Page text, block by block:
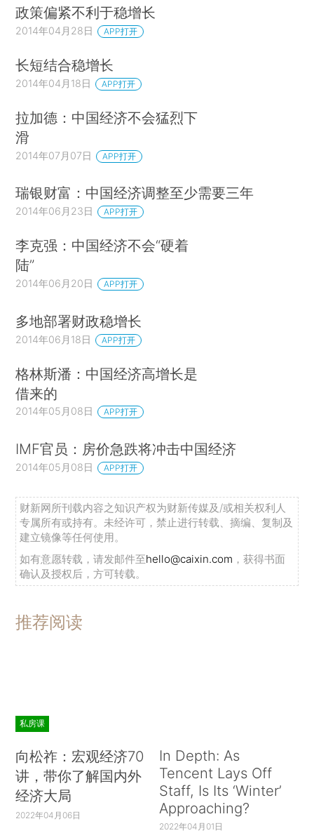
政策偏紧不利于稳增长
2014年04月28日 APP打开
长短结合稳增长
2014年04月18日 APP打开
拉加德：中国经济不会猛烈下
滑
2014年07月07日 APP打开
瑞银财富：中国经济调整至少需要三年
2014年06月23日 APP打开
李克强：中国经济不会“硬着
陆”
2014年06月20日 APP打开
多地部署财政稳增长
2014年06月18日 APP打开
格林斯潘：中国经济高增长是
借来的
2014年05月08日 APP打开
IMF官员：房价急跌将冲击中国经济
2014年05月08日 APP打开
财新网所刊载内容之知识产权为财新传媒及/或相关权利人
专属所有或持有。未经许可，禁止进行转载、摘编、复制及
建立镜像等任何使用。
如有意愿转载，请发邮件至hello@caixin.com ，获得书面
确认及授权后，方可转载。
推荐阅读
私房课
向松祚：宏观经济70
讲，带你了解国内外
经济大局
2022年04月06日
In Depth: As
Tencent Lays Off
Staff, Is Its ‘Winter’
Approaching?
2022年04月01日